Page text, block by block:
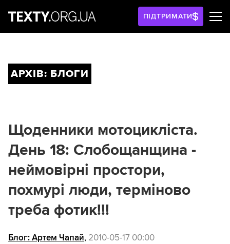
ПІДТРИМАТИ
АРХІВ: БЛОГИ
Щоденники мотоцикліста.
День 18: Слобощанщина -
неймовірні простори,
похмурі люди, терміново
треба фотик!!!
Блог: Артем Чапай, 2010-05-17 00:00